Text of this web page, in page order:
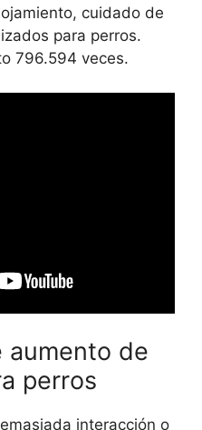
cuidado de
para perros.
796.594 veces.
aumento de
perros
interacción o